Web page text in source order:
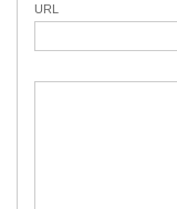
URL